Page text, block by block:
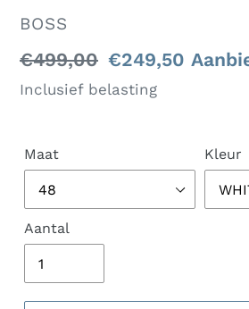
VERKOPER
BOSS
Normale
prijs
€499,00 €249,50
Inclusief belasting
Maat Kleur
Aantal